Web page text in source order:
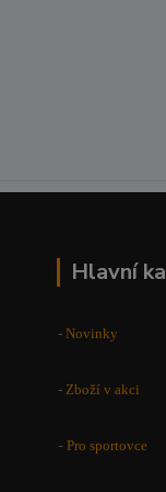
Hlavní
- Novinky
- Zboží v akci
- Pro sportovce